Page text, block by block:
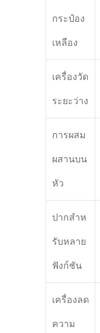
กระป๋อง
เหลือง
เครื่องวัด
ระยะว่าง
การผสม
ผสานบน
หัว
ปากสําห
รับหลาย
ฟังก์ชัน
เครื่องลด
ความ